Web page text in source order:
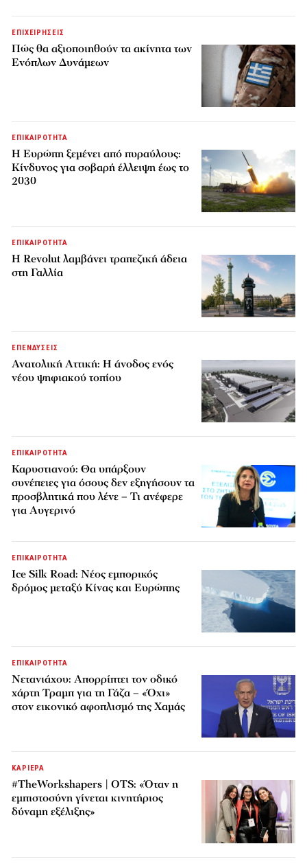
ΕΠΙΧΕΙΡΗΣΕΙΣ
Πώς θα αξιοποιηθούν τα ακίνητα των
Ενόπλων Δυνάμεων
ΕΠΙΚΑΙΡΟΤΗΤΑ
H Ευρώπη ξεμένει από πυραύλους:
Κίνδυνος για σοβαρή έλλειψη έως το
2030
ΕΠΙΚΑΙΡΟΤΗΤΑ
Η Revolut λαμβάνει τραπεζική άδεια
στη Γαλλία
ΕΠΕΝΔΥΣΕΙΣ
Ανατολική Αττική: Η άνοδος ενός
νέου ψηφιακού τοπίου
ΕΠΙΚΑΙΡΟΤΗΤΑ
Καρυστιανού: Θα υπάρξουν
συνέπειες για όσους δεν εξηγήσουν τα
προσβλητικά που λένε – Τι ανέφερε
για Αυγερινό
ΕΠΙΚΑΙΡΟΤΗΤΑ
Ice Silk Road: Nέος εμπορικός
δρόμος μεταξύ Κίνας και Ευρώπης
ΕΠΙΚΑΙΡΟΤΗΤΑ
Νετανιάχου: Απορρίπτει τον οδικό
χάρτη Τραμπ για τη Γάζα – «Όχι»
στον εικονικό αφοπλισμό της Χαμάς
ΚΑΡΙΕΡΑ
#TheWorkshapers | OTS: «Όταν η
εμπιστοσύνη γίνεται κινητήριος
δύναμη εξέλιξης»